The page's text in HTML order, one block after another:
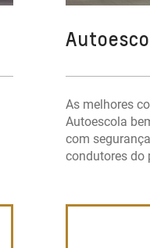
As melhores
Autoescola
com
condutores do